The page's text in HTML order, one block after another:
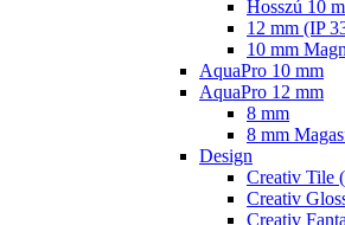
Hosszú 10
12 mm (IP
10 mm
AquaPro 10 mm
AquaPro 12 mm
8 mm
8 mm
Design
Creativ Tile
Creativ
Creativ